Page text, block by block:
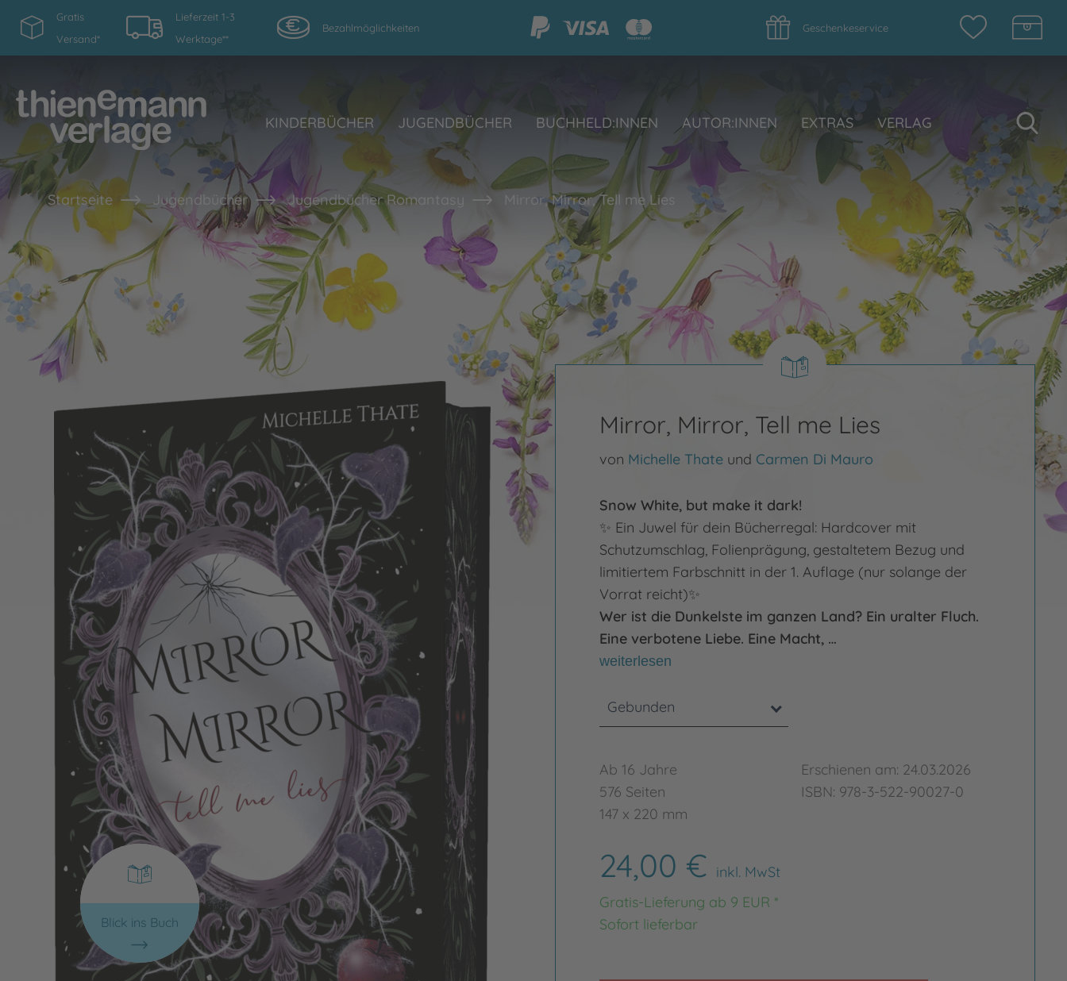
Gratis
Versand*
Lieferzeit 1-3
Werktage**
Bezahlmöglichkeiten Geschenkeservice
KINDERBÜCHER JUGENDBÜCHER BUCHHELD:INNEN AUTOR:INNEN EXTRAS VERLAG
Startseite Jugendbücher Jugendbücher Romantasy Mirror, Mirror, Tell me Lies
Blick ins Buch
Mirror, Mirror, Tell me Lies
von Michelle Thateund Carmen Di Mauro
Snow White, but make it dark!
✨ Ein Juwel für dein Bücherregal: Hardcover mit
Schutzumschlag, Folienprägung, gestaltetem Bezug und
limitiertem Farbschnitt in der 1. Auflage (nur solange der
Vorrat reicht)✨
Wer ist die Dunkelste im ganzen Land? Ein uralter Fluch.
Eine verbotene Liebe. Eine Macht, …
weiterlesen
Gebunden
Ab 16 Jahre
576 Seiten
147 x 220 mm
Erschienen am: 24.03.2026
ISBN: 978-3-522-90027-0
24,00 € inkl. MwSt
Gratis-Lieferung ab 9 EUR *
Sofort lieferbar